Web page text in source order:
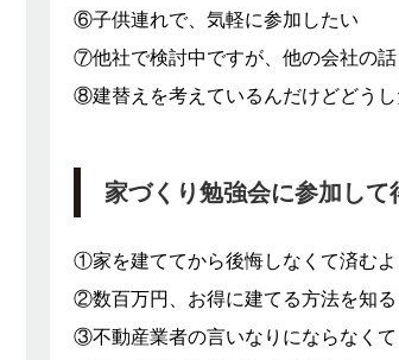
⑥子供連れで、気軽に参加したい
⑦他社で検討中ですが、他の会社の
⑧建替えを考えているんだけどどう
家づくり勉強会に参加して
①家を建ててから後悔しなくて済む
②数百万円、お得に建てる方法を知
③不動産業者の言いなりにならなく